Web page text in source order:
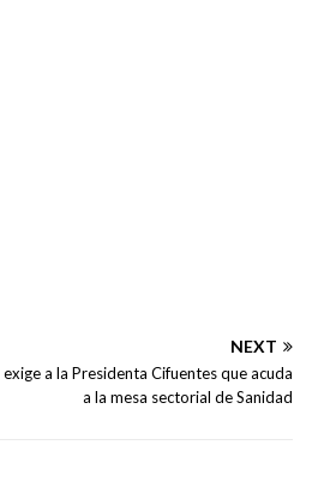
NEXT
a la Presidenta Cifuentes que acuda
a la mesa sectorial de Sanidad